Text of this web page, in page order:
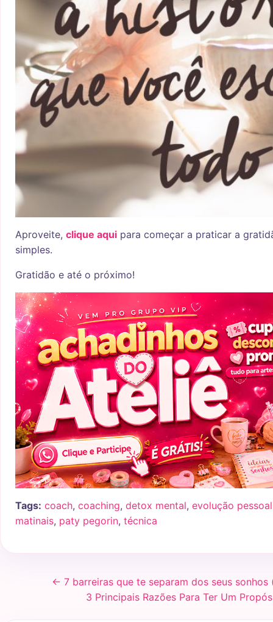
Aproveite, clique aqui para começar a praticar a
simples.
Gratidão e até o próximo!
Tags: coach, coaching, detox mental, evolução pessoal
matinais, paty pegorin, técnica
← 7 barreiras que te separam dos seus
3 Principais Razões Para Ter Um